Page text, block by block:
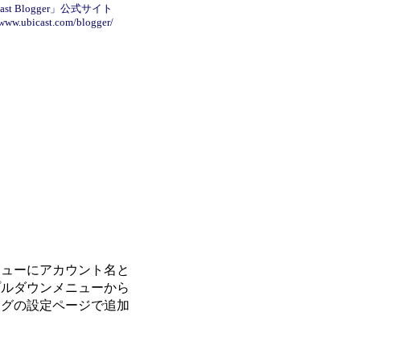
Blogger」公式サイト
blogger/
ーにアカウント名と
ダウンメニューから
の設定ページで追加